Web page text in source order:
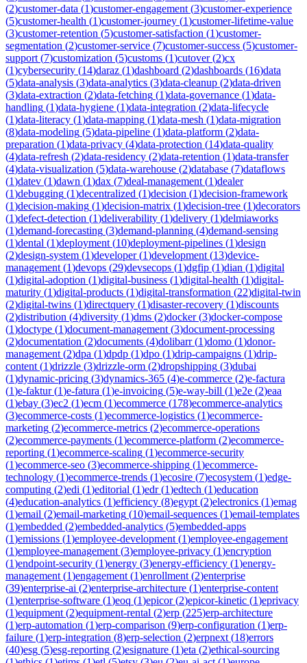
(2)customer-data (1)customer-engagement (3)customer-experience
(5)customer-health (1)customer-journey (1)customer-lifetime-value
(3)customer-retention (5)customer-satisfaction (1)customer-
segmentation (2)customer-service (7)customer-success (5)customer-
support (7)customization (5)customs (1)cutover(2)cx
(1)cybersecurity (14)daraz (1)dashboard (2)dashboards (16)data
(5)data-analysis (3)data-analytics (3)data-cleanup (2)data-driven
(3)data-extraction (2)data-fetching (1)data-governance (1)data-
handling (1)data-hygiene (1)data-integration (2)data-lifecycle
(1)data-literacy (1)data-mapping (1)data-mesh (1)data-migration
(8)data-modeling (5)data-pipeline (1)data-platform (2)data-
preparation (1)data-privacy (4)data-protection (14)data-quality
(4)data-refresh (2)data-residency (2)data-retention (1)data-transfer
(4)data-visualization (5)data-warehouse (2)database (7)dataflows
(1)datev (1)dawn (1)dax (7)deal-management (1)dealer
(1)debugging (1)decentralized (1)decision (1)decision-framework
(1)decision-making (1)decision-matrix (1)decision-tree (1)decorators
(1)defect-detection (1)deliverability (1)delivery (1)delmiaworks
(1)demand-forecasting (3)demand-planning (4)demand-sensing
(1)dental (1)deployment (10)deployment-pipelines (1)design
(2)design-system (1)developer(1)development (13)device-
management (1)devops (29)devsecops (1)dgfip (1)dian (1)digital
(1)digital-adoption (1)digital-business (1)digital-health (1)digital-
maturity (1)digital-products (1)digital-transformation (22)digital-twin
(2)digital-twins (1)directquery (1)disaster-recovery (1)discounts
(2)distribution (4)diversity (1)dms (2)docker(3)docker-compose
(1)doctype (1)document-management (3)document-processing
(2)documentation (2)documents (4)dolibarr(1)domo (1)donor-
management (2)dpa (1)dpdp (1)dpo (1)drip-campaigns (1)drip-
content (1)drizzle (3)drizzle-orm (2)dropshipping (3)dubai
(1)dynamic-pricing (3)dynamics-365 (4)e-commerce (2)e-factura
(1)e-faktur(1)e-fatura (1)e-invoicing (5)e-way-bill (1)e2e (2)eaa
(1)ebay (3)ec2 (1)ecm (1)ecommerce (178)ecommerce-analytics
(3)ecommerce-costs (1)ecommerce-logistics (1)ecommerce-
marketing (2)ecommerce-metrics (2)ecommerce-operations
(2)ecommerce-payments (1)ecommerce-platform (2)ecommerce-
reporting (1)ecommerce-scaling (1)ecommerce-security
(1)ecommerce-seo (3)ecommerce-shipping (1)ecommerce-
technology (1)ecommerce-trends (1)ecosire (7)ecosystem (1)edge-
computing (2)edi (1)editorial (1)edr(1)edtech (1)education
(4)education-analytics (1)efficiency (8)egypt (2)electronics (1)emag
(1)email (2)email-marketing (10)email-sequences (1)email-templates
(1)embedded (2)embedded-analytics (5)embedded-apps
(1)emissions (1)employee-development (1)employee-engagement
(1)employee-management (3)employee-privacy (1)encryption
(1)endpoint-security (1)energy (3)energy-efficiency (1)energy-
management (1)engagement (1)enrollment (2)enterprise
(39)enterprise-ai (2)enterprise-architecture (1)enterprise-content
(1)enterprise-software (1)eoq (1)epicor(2)epicor-kinetic (1)eprivacy
(1)equipment (2)equipment-rental (2)erp (225)erp-architecture
(1)erp-automation (1)erp-comparison (9)erp-configuration (1)erp-
failure (1)erp-integration (8)erp-selection (2)erpnext (18)errors
(40)esg (5)esg-reporting (2)esignature (1)eta (2)ethical-sourcing